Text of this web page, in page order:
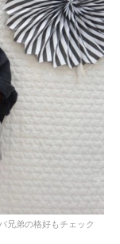
兄弟の格好もチェック